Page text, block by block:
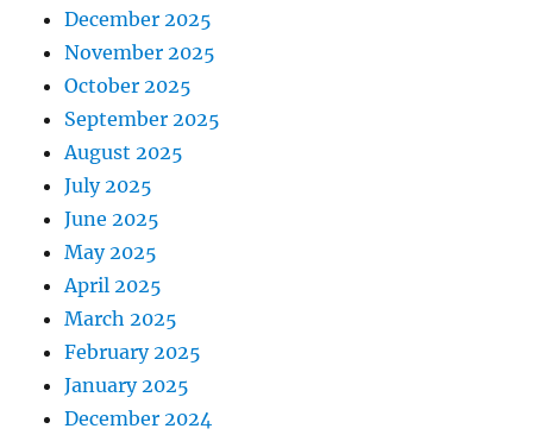
December 2025
November 2025
October 2025
September 2025
August 2025
July 2025
June 2025
May 2025
April 2025
March 2025
February 2025
January 2025
December 2024